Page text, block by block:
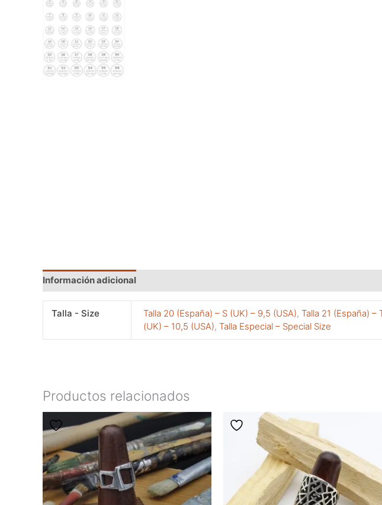
Información adicional
Talla - Size Talla 20 (España) – S (UK) – 9,5 (USA),Talla 21 (España) –
(UK) – 10,5 (USA),Talla Especial – Special Size
Productos relacionados